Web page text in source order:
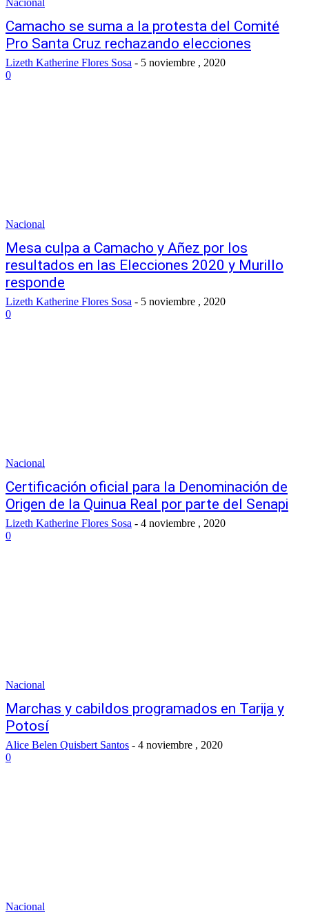
Nacional
Camacho se suma a la protesta del Comité
Pro Santa Cruz rechazando elecciones
Lizeth Katherine Flores Sosa - 5 noviembre , 2020
0
Nacional
Mesa culpa a Camacho y Añez por los
resultados en las Elecciones 2020 y Murillo
responde
Lizeth Katherine Flores Sosa - 5 noviembre , 2020
0
Nacional
Certificación oficial para la Denominación de
Origen de la Quinua Real por parte del Senapi
Lizeth Katherine Flores Sosa - 4 noviembre , 2020
0
Nacional
Marchas y cabildos programados en Tarija y
Potosí
Alice Belen Quisbert Santos - 4 noviembre , 2020
0
Nacional